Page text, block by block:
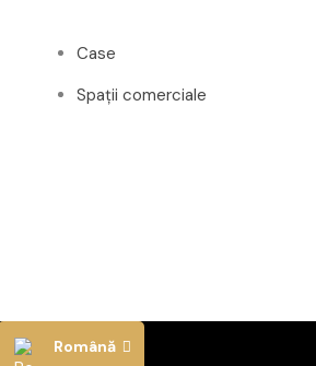
Case
Spații comerciale
Română